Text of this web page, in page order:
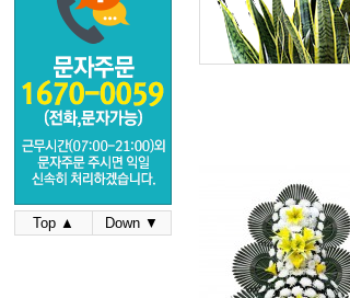
Top ▲ Down ▼